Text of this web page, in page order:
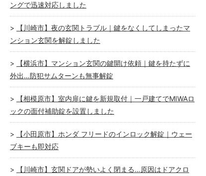
ングで迅速対応しました
【川崎市】夜の玄関トラブル｜鍵をなくしてしまったマ
ンション玄関を解錠しました
【横浜市】マンション玄関の鍵開け依頼｜鍵を持たずに
外出…防犯サムターンも無事解錠
【相模原市】室内扉に鍵を新規取付｜一戸建てでMIWAロ
ックの面付補助錠を設置しました
【小田原市】ホンダ フリードのインロック解錠｜ウェー
ブキーも即対応
【川崎市】玄関ドアが勢いよく閉まる…原因はドアクロ